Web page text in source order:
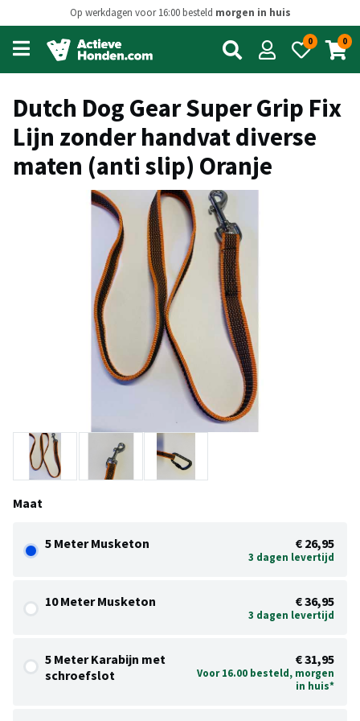
Op werkdagen voor 16:00 besteld morgen in huis
Open
main
menu
0 0
Dutch Dog Gear Super Grip Fix
Lijn zonder handvat diverse
maten (anti slip) Oranje
Maat
5 Meter Musketon € 26,95
3 dagen levertijd
10 Meter Musketon € 36,95
3 dagen levertijd
5 Meter Karabijn met
schroefslot
€ 31,95
Voor 16.00 besteld, morgen
in huis*